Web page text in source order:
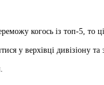
когось із топ-5, то
у верхівці дивізіону